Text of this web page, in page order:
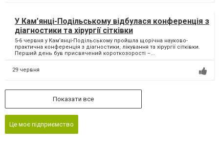
У Кам’янці-Подільському відбулася конференція з
діагностики та хірургії сітківки
5-6 червня у Кам’янці-Подільському пройшла щорічна науково-
практична конференція з діагностики, лікування та хірургії сітківки.
Перший день був присвячений короткозорості –...
29 червня
Показати все
Це моє підприємство